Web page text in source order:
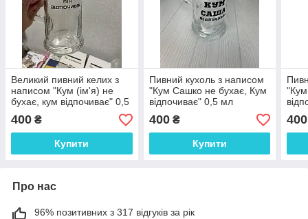
Великий пивний келих з
написом "Кум (ім'я) не
бухає, кум відпочиває" 0,5
мл
400 ₴
Купити
Пивний кухоль з написом
"Кум Сашко не бухає, Кум
відпочиває" 0,5 мл
400₴
Купити
400
Про нас
96% позитивних з 317 відгуків за рік